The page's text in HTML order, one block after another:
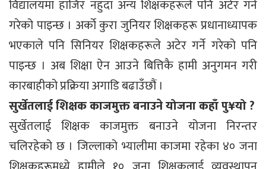
विद्यालयमा हाजिर नहुँदा अन्य शिक्षकहरूले पनि अटेर गर्ने
गरेको पाइन्छ । अर्काे कुरा जुनियर शिक्षकहरू प्रधानाध्यापक
भएकाले पनि सिनियर शिक्षकहरूले अटेर गर्ने गरेको पनि
पाइन्छ । अब शिक्षा ऐन आउने बित्तिकै हामी अनुगमन गरी
कारबाहीको प्रक्रिया अगाडि बढाउँछौं ।
सुर्खेतलाई शिक्षक काजमुक्त बनाउने योजना कहाँ पु¥यो ?
सुर्खेतलाई शिक्षक काजमुक्त बनाउने योजना निरन्तर
चलिरहेको छ । जिल्लाको भ्यालीमा काजमा रहेका ४० जना